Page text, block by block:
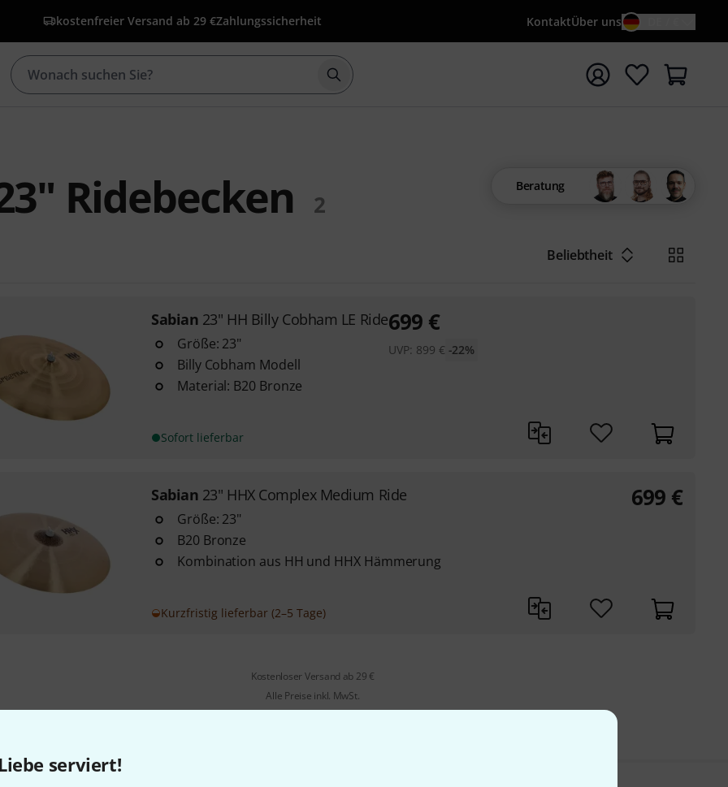
serviert!
kostenfreier Versand ab 29 €Zahlungssicherheit KontaktÜber uns
Suche mit Suchwort {searchTerm} starten
Ridebecken 2
Beratung
Beliebtheit
Sabian 23" HH Billy Cobham LE Ride
Größe: 23"
Billy Cobham Modell
Material: B20 Bronze
Sofort lieferbar
699 €
UVP: 899 € -22%
Sabian 23" HHX Complex Medium Ride
Größe: 23"
B20 Bronze
Kombination aus HH und HHX Hämmerung
Kurzfristig lieferbar (2–5 Tage)
699 €
Kostenloser Versand ab 29 €
Alle Preise inkl. MwSt.